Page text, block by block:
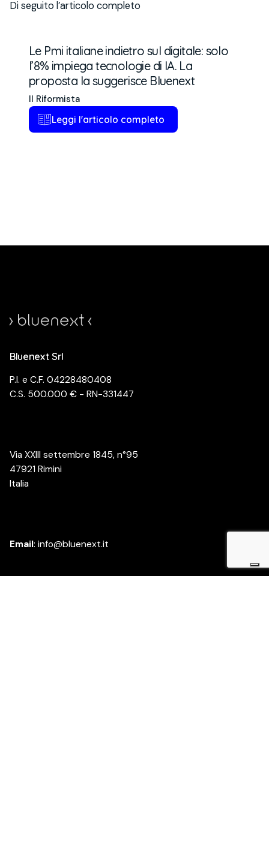
Di seguito l’articolo completo
Le Pmi italiane indietro sul digitale: solo
l’8% impiega tecnologie di IA. La
proposta la suggerisce Bluenext
Il Riformista
Leggi l'articolo completo
Bluenext Srl
P.I. e C.F. 04228480408
C.S. 500.000 € - RN-331447
Via XXIII settembre 1845, n°95
47921 Rimini
Italia
Email: info@bluenext.it